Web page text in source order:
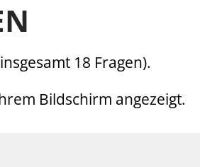
18 Fragen).
Bildschirm angezeigt.